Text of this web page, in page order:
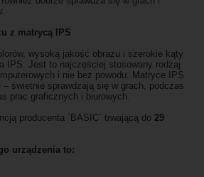
z matrycą IPS
wysoką jakość obrazu i szerokie kąty
IPS. Jest to najczęściej stosowany rodzaj
i nie bez powodu. Matryce IPS
świetnie sprawdzają się w grach, podczas
prac graficznych i biurowych.
producenta `BASIC` trwającą do 29
urządzenia to: